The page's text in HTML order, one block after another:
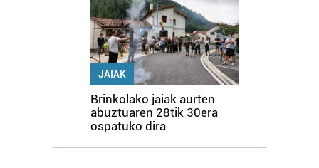
JAIAK
Brinkolako jaiak aurten
abuztuaren 28tik 30era
ospatuko dira